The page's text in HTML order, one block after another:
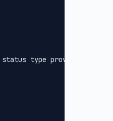
type provider url